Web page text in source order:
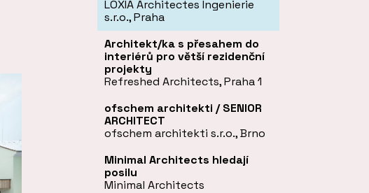
LOXIA Architectes Ingenierie
s.r.o., Praha
Architekt/ka s přesahem do
interiérů pro větší rezidenční
projekty
Refreshed Architects, Praha 1
ofschem architekti / SENIOR
ARCHITECT
ofschem architekti s.r.o., Brno
Minimal Architects hledají
posilu
Minimal Architects